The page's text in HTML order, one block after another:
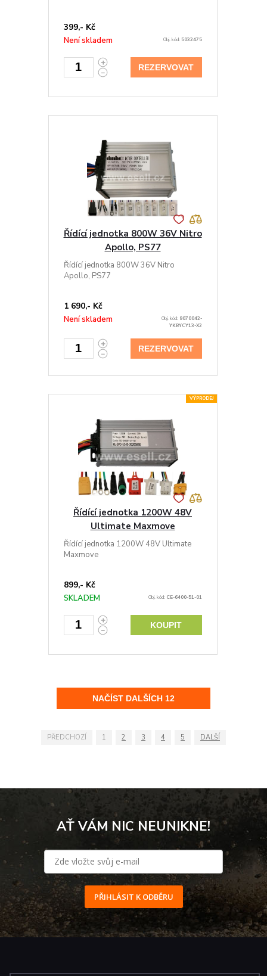
399,- Kč
Není skladem Obj. kód: 5032475
REZERVOVAT
Řídící jednotka 800W 36V Nitro
Apollo, PS77
Řídící jednotka 800W 36V Nitro
Apollo, PS77
1 690,- Kč
Není skladem Obj. kód: 9070042-
YKBYCY13-X2
REZERVOVAT
VÝPRODEJ
Řídící jednotka 1200W 48V
Ultimate Maxmove
Řídící jednotka 1200W 48V Ultimate
Maxmove
899,- Kč
SKLADEM Obj. kód: CE-6400-51-01
KOUPIT
PŘEDCHOZÍ 1 2 3 4 5 DALŠÍ
AŤ VÁM NIC NEUNIKNE!
PŘIHLÁSIT K ODBĚRU